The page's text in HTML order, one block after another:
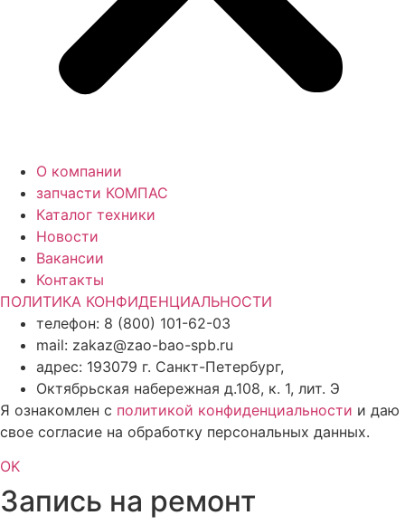
О компании
запчасти КОМПАС
Каталог техники
Новости
Вакансии
Контакты
ПОЛИТИКА КОНФИДЕНЦИАЛЬНОСТИ
телефон: 8 (800) 101-62-03
mail: zakaz@zao-bao-spb.ru
адрес: 193079 г. Санкт-Петербург,
Октябрьская набережная д.108, к. 1, лит. Э
Я ознакомлен с политикой конфиденциальности и даю
свое согласие на обработку персональных данных.
OK
Запись на ремонт